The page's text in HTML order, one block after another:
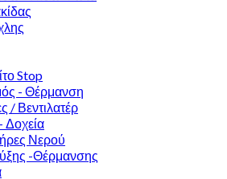
Stop
- Θέρμανση
/ Βεντιλατέρ
Δοχεία
Νερού
-Θέρμανσης